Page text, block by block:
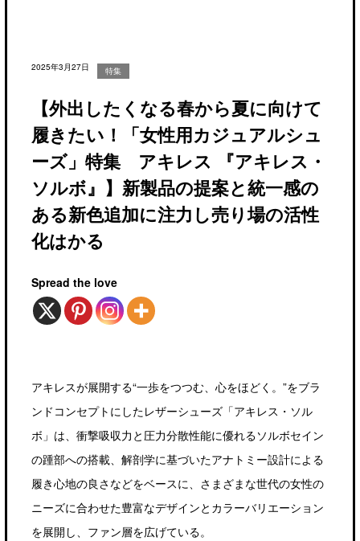
2025年3月27日 特集
【外出したくなる春から夏に向けて
履きたい！「女性用カジュアルシュ
ーズ」特集 アキレス 『アキレス・
ソルボ』】新製品の提案と統一感の
ある新色追加に注力し売り場の活性
化はかる
Spread the love
アキレスが展開する“一歩をつつむ、心をほどく。”をブラ
ンドコンセプトにしたレザーシューズ「アキレス・ソル
ボ」は、衝撃吸収力と圧力分散性能に優れるソルボセイン
の踵部への搭載、解剖学に基づいたアナトミー設計による
履き心地の良さなどをベースに、さまざまな世代の女性の
ニーズに合わせた豊富なデザインとカラーバリエーション
を展開し、ファン層を広げている。